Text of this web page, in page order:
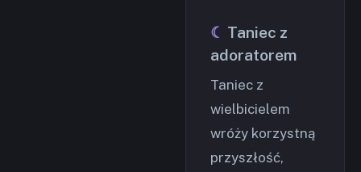
Taniec z
adoratorem
Taniec z
wielbicielem
wróży korzystną
przyszłość,